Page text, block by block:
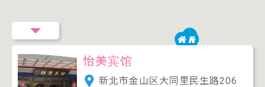
怡美宾馆
新北市金山区大同里民生路206